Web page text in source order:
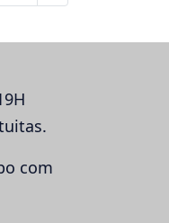
com